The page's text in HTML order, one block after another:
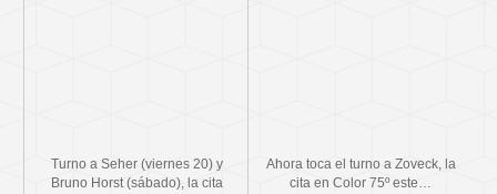
Turno a Seher (viernes 20) y
Bruno Horst (sábado), la cita
Ahora toca el turno a Zoveck, la
cita en Color 75º este…